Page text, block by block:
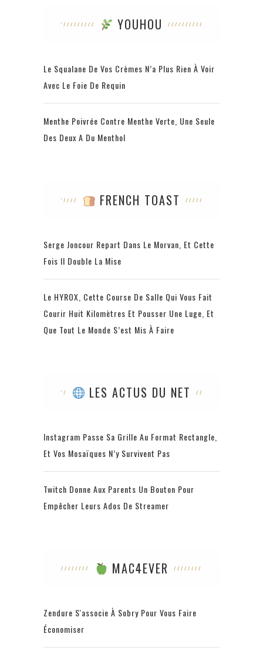
YOUHOU
Le Squalane De Vos Crèmes N’a Plus Rien À Voir
Avec Le Foie De Requin
Menthe Poivrée Contre Menthe Verte, Une Seule
Des Deux A Du Menthol
FRENCH TOAST
Serge Joncour Repart Dans Le Morvan, Et Cette
Fois Il Double La Mise
Le HYROX, Cette Course De Salle Qui Vous Fait
Courir Huit Kilomètres Et Pousser Une Luge, Et
Que Tout Le Monde S’est Mis À Faire
LES ACTUS DU NET
Instagram Passe Sa Grille Au Format Rectangle,
Et Vos Mosaïques N’y Survivent Pas
Twitch Donne Aux Parents Un Bouton Pour
Empêcher Leurs Ados De Streamer
MAC4EVER
Zendure S'associe À Sobry Pour Vous Faire
Économiser